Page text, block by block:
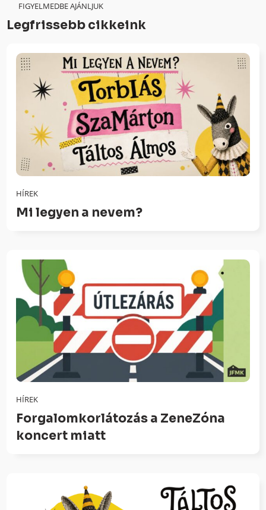
FIGYELMEDBE AJÁNLJUK
Legfrissebb cikkeink
HÍREK
Mi legyen a nevem?
HÍREK
Forgalomkorlátozás a ZeneZóna
koncert miatt